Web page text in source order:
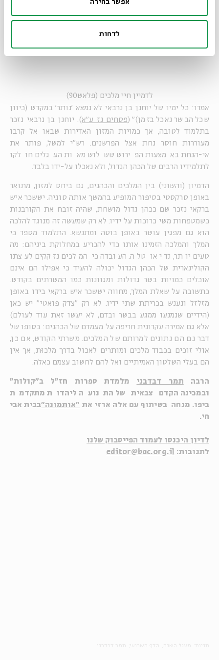
אפשר בחירה
לדחות
מוסרי. כך למשל, מספר התלמוד על אחד מן הכהנים הגדולים:
"אמרו עליו על יוחנן בן נרבאי שהיה אוכל שלש מאות עגלים,
לדמיין חיי מלכים (פלאש90)
אמרו: כל ימיו של יוחנן בן נרבאי לא נמצא 'נותר' במקדש (כיוון
שכל הבשר נאכל בזמן)" ( פסחים נז ע"א ). יוחנן בן נרבאי נזכר
בתלמוד לטובה, אך כמויות המזון האדירות שבאו אל קרבו
מעוררות חוסר נחת אצל הפרשנים. רש"י למשל, פותר את
אי-הנחת באמצעות הפירוש ששלוש מאות העגלים חולקו
לתלמידיו הרבים של הכהן הגדול, ולא נאכלו על-ידו בלבד.
הדמיון (והשוני) בין המלכים והכהנים, גם ביחס למזון, מתואר
באופן סרקסטי בסיפור המופיע בהמשך אותה סוגיה. יששכר איש
ברקאי נזכר שם ככהן גדול מושחת, שהיה זובח את הקורבנות
כשמטפחות משי כרוכות על ידיו. לא רק שמעשה זה מנוגד להלכה
הוא גם מפגין עושר באופן בוטה ומתנשא. התלמוד מספר כי
המלך והמלכה הזמינו אותו כדי להכריע במחלוקת ביניהם: מה
טעים יותר, גדי או טלה. העובדה כי המלכים נזקקים לעצתו
הקולינארית של הכהן הגדול יכולה להעיד כי אפילו הם אינם
אוכלים כמויות בשר גדולות ומגוונות כמו המשרתים בקודש.
כתשובה על שאלת המלך, מחווה יששכר איש ברקאי בידו באופן
מזלזל ונענש בכריתת שתי ידיו. לא רק "צדק פואטי" יש כאן
(הידיים שנמנעו ממגע בבשר ובדם, לא יעשו זאת עוד לעולם)
אלא גם אמירה עקרונית חריפה על מעמדם של הכהנים: בסופו של
דבר גם הם נתונים למרותם של המלכים. משרתי הקודש, אם כן,
אולי זוכים בכבוד מלכים ומותרים לאכול בדרך מלכוּת, אך אין
הם בעלי השלטון האמיתיים ואל להם לחשוב עצמם כאלה.
הרבה תמר דבדבני מלמדת ספרות חז"ל ב"קולות"
ובמכינה הקדם צבאית של התנועה ליהדות מתקדמת
ביפו. מנחה בשיתוף עם אלה ארזי את "אותמונה"בבית אבי
חי.
לדיון היכנסו לעמוד הפייסבוק שלנו
לתגובות:
editor@bac.org.il